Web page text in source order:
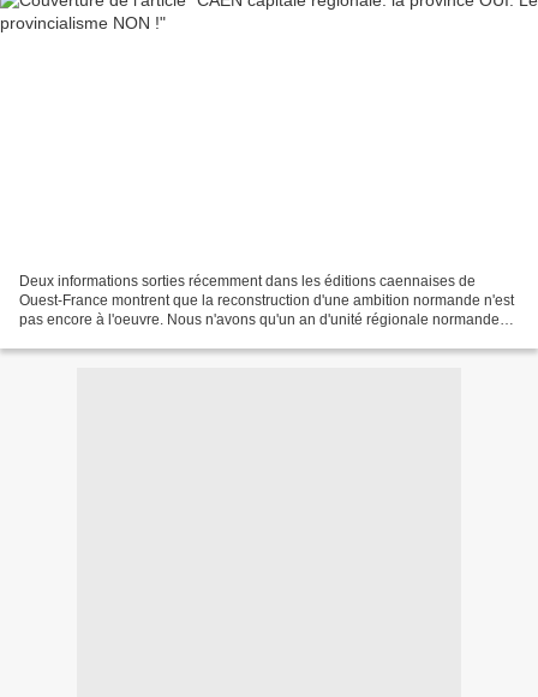
Deux informations sorties récemment dans les éditions caennaises de
Ouest-France montrent que la reconstruction d'une ambition normande n'est
pas encore à l'oeuvre. Nous n'avons qu'un an d'unité régionale normande